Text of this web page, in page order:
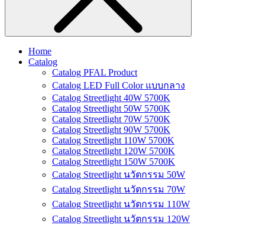
Home
Catalog
Catalog PFAL Product
Catalog LED Full Color แบบกลาง
Catalog Streetlight 40W 5700K
Catalog Streetlight 50W 5700K
Catalog Streetlight 70W 5700K
Catalog Streetlight 90W 5700K
Catalog Streetlight 110W 5700K
Catalog Streetlight 120W 5700K
Catalog Streetlight 150W 5700K
Catalog Streetlight นวัตกรรม 50W
Catalog Streetlight นวัตกรรม 70W
Catalog Streetlight นวัตกรรม 110W
Catalog Streetlight นวัตกรรม 120W